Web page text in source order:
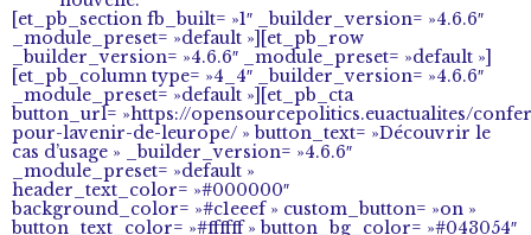
[et_pb_section fb_built= »1″ _builder_version= »4.6.6″
_module_preset= »default »][et_pb_row
_builder_version= »4.6.6″ _module_preset= »default »]
[et_pb_column type= »4_4″ _builder_version= »4.6.6″
_module_preset= »default »][et_pb_cta
button_url= »https://opensourcepolitics.euactualites/
pour-lavenir-de-leurope/ » button_text= »Découvrir le
cas d’usage » _builder_version= »4.6.6″
_module_preset= »default »
header_text_color= »#000000″
background_color= »#c1eeef » custom_button= »on »
button_text_color= »#ffffff » button_bg_color= »#043054″